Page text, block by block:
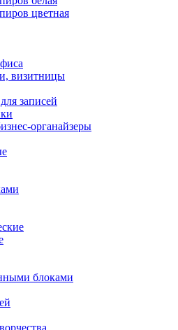
цветная
визитницы
записей
органайзеры
блоками